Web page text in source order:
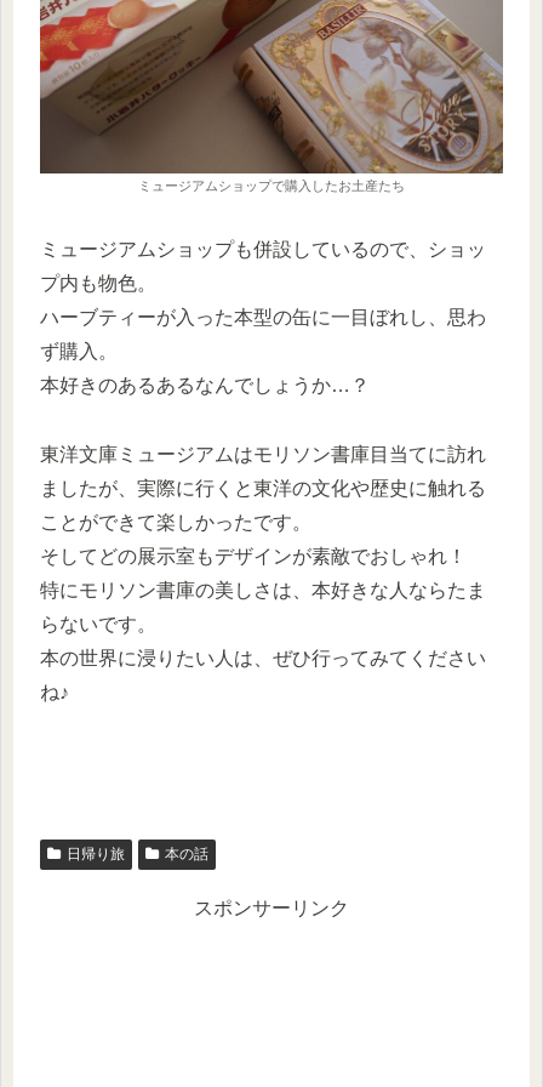
ミュージアムショップで購入したお土産たち
ミュージアムショップも併設しているので、ショッ
プ内も物色。
ハーブティーが入った本型の缶に一目ぼれし、思わ
ず購入。
本好きのあるあるなんでしょうか…？
東洋文庫ミュージアムはモリソン書庫目当てに訪れ
ましたが、実際に行くと東洋の文化や歴史に触れる
ことができて楽しかったです。
そしてどの展示室もデザインが素敵でおしゃれ！
特にモリソン書庫の美しさは、本好きな人ならたま
らないです。
本の世界に浸りたい人は、ぜひ行ってみてください
ね♪
日帰り旅 本の話
スポンサーリンク